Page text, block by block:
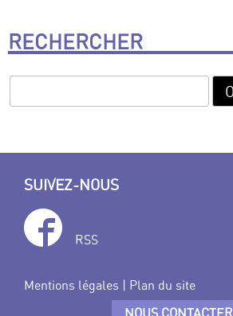
RECHERCHER
SUIVEZ-NOUS
RSS
Mentions légales | Plan du site